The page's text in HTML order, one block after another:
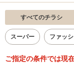
すべてのチラシ
スーパー ファッ
ご指定の条件では現